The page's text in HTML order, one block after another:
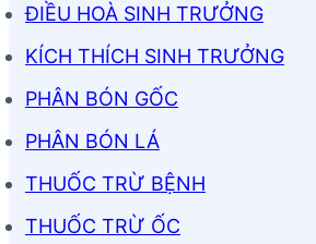
ĐIỀU HOÀ SINH TRƯỞNG
KÍCH THÍCH SINH TRƯỞNG
PHÂN BÓN GỐC
PHÂN BÓN LÁ
THUỐC TRỪ BỆNH
THUỐC TRỪ ỐC